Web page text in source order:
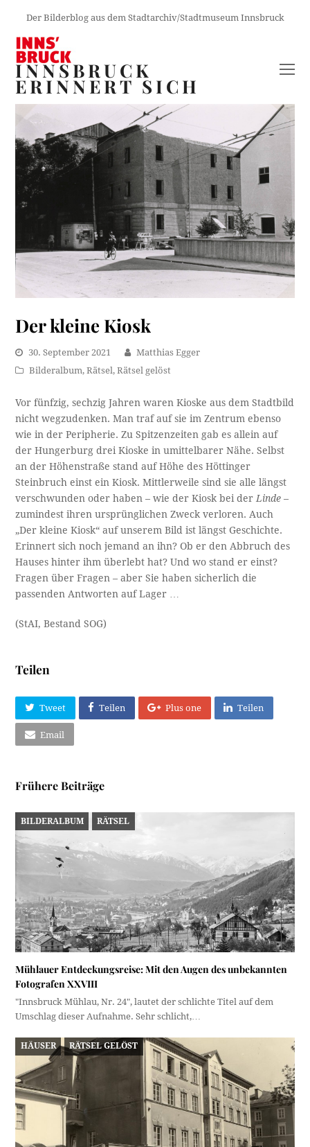
Der Bilderblog aus dem Stadtarchiv/Stadtmuseum Innsbruck
INNSBRUCK
ERINNERT SICH
Der kleine Kiosk
30. September 2021
Matthias Egger
Bilderalbum,Rätsel,Rätsel gelöst
Vor fünfzig, sechzig Jahren waren Kioske aus dem Stadtbild
nicht wegzudenken. Man traf auf sie im Zentrum ebenso
wie in der Peripherie. Zu Spitzenzeiten gab es allein auf
der Hungerburg drei Kioske in umittelbarer Nähe. Selbst
an der Höhenstraße stand auf Höhe des Höttinger
Steinbruch einst ein Kiosk. Mittlerweile sind sie alle längst
verschwunden oder haben – wie der Kiosk bei der Linde–
zumindest ihren ursprünglichen Zweck verloren. Auch
„Der kleine Kiosk“ auf unserem Bild ist längst Geschichte.
Erinnert sich noch jemand an ihn? Ob er den Abbruch des
Hauses hinter ihm überlebt hat? Und wo stand er einst?
Fragen über Fragen – aber Sie haben sicherlich die
passenden Antworten auf Lager …
(StAI, Bestand SOG)
Teilen
Tweet Teilen Plus one Teilen
Email
Frühere Beiträge
BILDERALBUM RÄTSEL
Mühlauer Entdeckungsreise: Mit den Augen des unbekannten
Fotografen XXVIII
"Innsbruck Mühlau, Nr. 24", lautet der schlichte Titel auf dem
Umschlag dieser Aufnahme. Sehr schlicht,…
HÄUSER RÄTSEL GELÖST